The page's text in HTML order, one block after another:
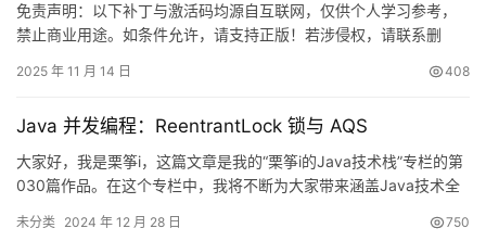
免责声明：以下补丁与激活码均源自互联网，仅供个人学习参考，
禁止商业用途。如条件允许，请支持正版！若涉侵权，请联系删
爽歪歪！ 下面用图文方式手把手带你搞定最新版 WebStorm 的激活
用：https://pang…
2025 年 11 月 14 日 408
Java 并发编程：ReentrantLock 锁与 AQS
大家好，我是栗筝i，这篇文章是我的“栗筝i的Java技术栈”专栏的第
030篇作品。在这个专栏中，我将不断为大家带来涵盖Java技术全
础，并且渴望全面掌握Java技术体系以丰富自身技术储备的开发
未分类 2024 年 12 月 28 日 750